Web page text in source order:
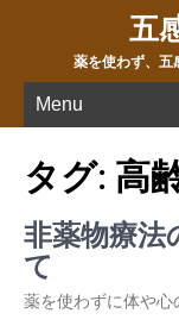
五
薬を使わず、五
Menu
タグ: 高
非薬物療法
て
薬を使わずに体や